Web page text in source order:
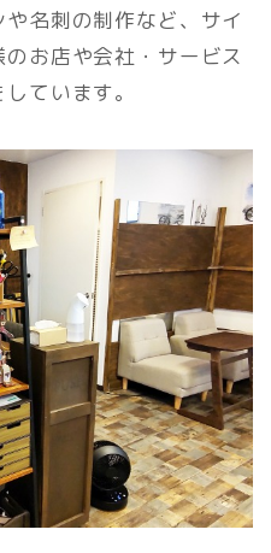
名刺の制作など、サイ
お店や会社・サービス
ています。